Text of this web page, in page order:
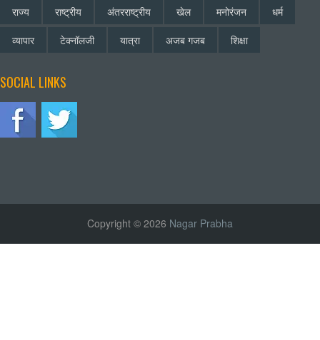
राज्य राष्ट्रीय अंतरराष्ट्रीय खेल मनोरंजन
धर्म
व्यापार
टेक्नॉलजी यात्रा अजब गजब शिक्षा
SOCIAL LINKS
Copyright © 2026 Nagar Prabha